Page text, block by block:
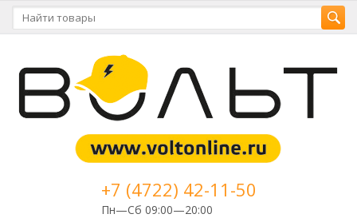
+7 (4722) 42-11-50
Пн—Сб 09:00—20:00